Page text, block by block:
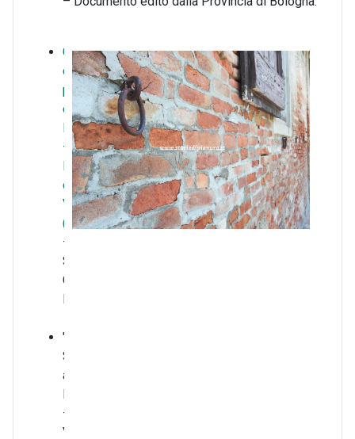
Guida
della
provincia
di
Bologna
–
Itinerari
di
Vallata
(2012)
–
Sez.
Castello
D'Argile.
"Dal
Santerno
al
Panaro"
–
Vol.